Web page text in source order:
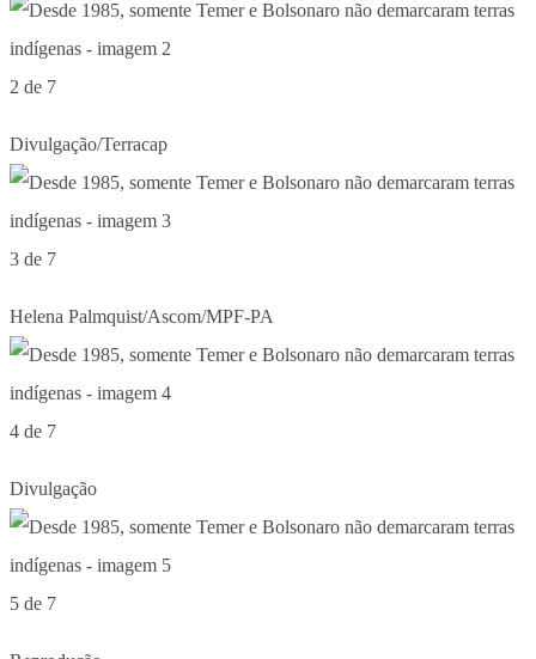
2 de 7
Divulgação/Terracap
3 de 7
Helena Palmquist/Ascom/MPF-PA
4 de 7
Divulgação
5 de 7